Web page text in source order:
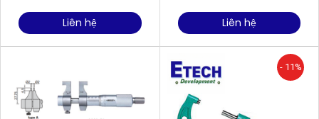
Liên hệ Liên hệ
- 11%